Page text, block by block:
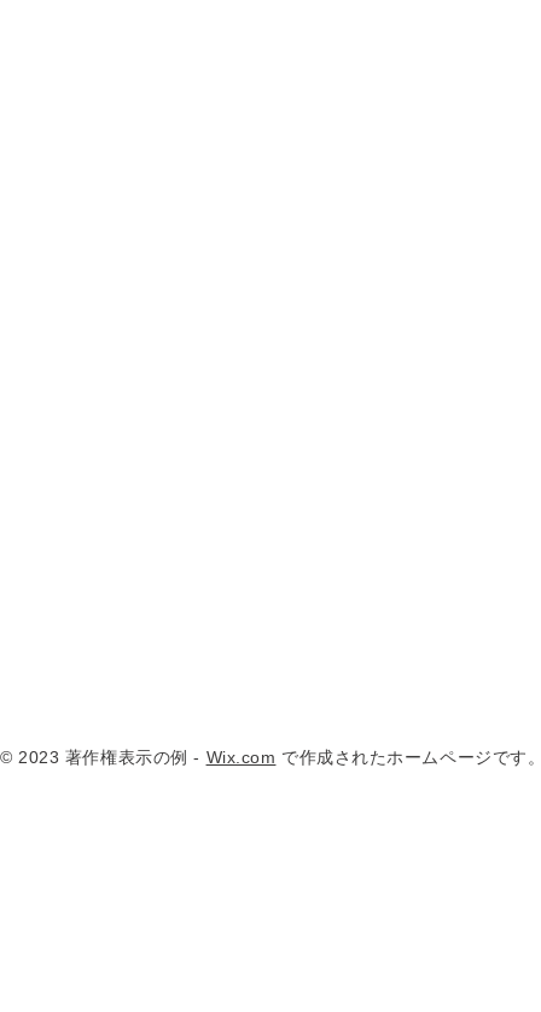
© 2023 著作権表示の例 - Wix.com で作成されたホームページです